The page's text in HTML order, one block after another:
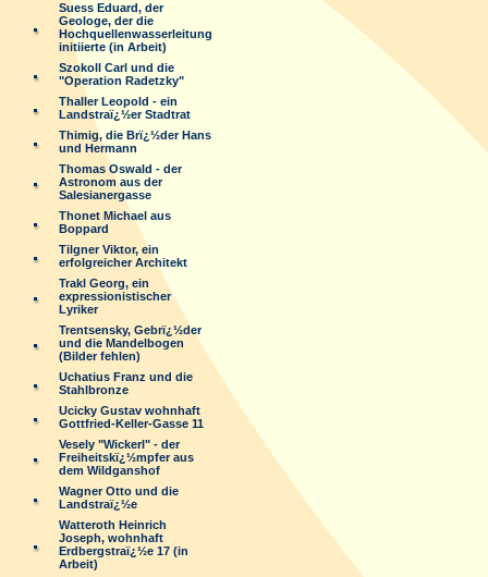
Suess Eduard, der
Geologe, der die
Hochquellenwasserleitung
initiierte (in Arbeit)
Szokoll Carl und die
"Operation Radetzky"
Thaller Leopold - ein
Landstraï¿½er Stadtrat
Thimig, die Brï¿½der Hans
und Hermann
Thomas Oswald - der
Astronom aus der
Salesianergasse
Thonet Michael aus
Boppard
Tilgner Viktor, ein
erfolgreicher Architekt
Trakl Georg, ein
expressionistischer
Lyriker
Trentsensky, Gebrï¿½der
und die Mandelbogen
(Bilder fehlen)
Uchatius Franz und die
Stahlbronze
Ucicky Gustav wohnhaft
Gottfried-Keller-Gasse 11
Vesely "Wickerl" - der
Freiheitskï¿½mpfer aus
dem Wildganshof
Wagner Otto und die
Landstraï¿½e
Watteroth Heinrich
Joseph, wohnhaft
Erdbergstraï¿½e 17 (in
Arbeit)